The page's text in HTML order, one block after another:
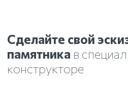
Сделайте свой
памятника в
конструкторе